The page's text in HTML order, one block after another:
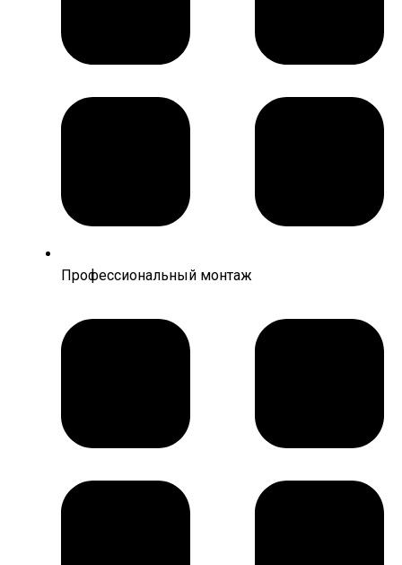
Профессиональный монтаж